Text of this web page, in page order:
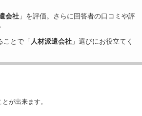
会社 」を評価。さらに回答者の口コミや評
ことで「 人材派遣会社 」選びにお役立てく
が出来ます。